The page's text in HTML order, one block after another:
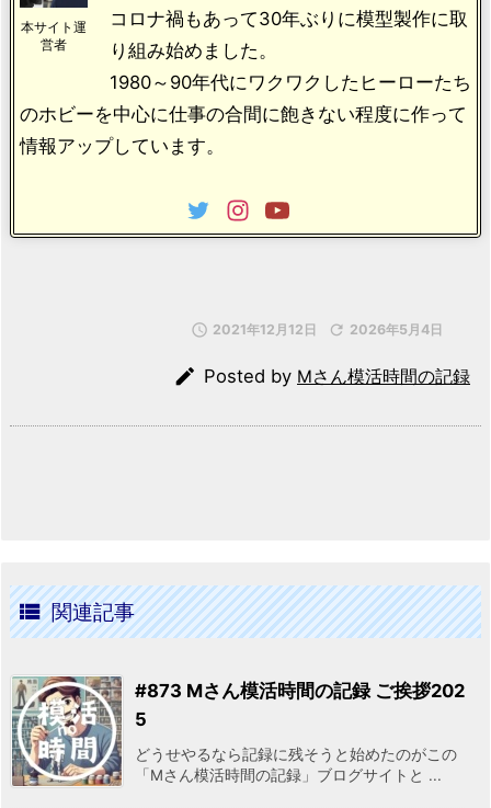
本サイト運
営者
コロナ禍もあって30年ぶりに模型製作に取
り組み始めました。
1980～90年代にワクワクしたヒーローたち
のホビーを中心に仕事の合間に飽きない程度に作って
情報アップしています。
 2021年12月12日  2026年5月4日
 Posted by Mさん模活時間の記録
 関連記事
#873 Mさん模活時間の記録 ご挨拶202
5
どうせやるなら記録に残そうと始めたのがこの
「Mさん模活時間の記録」ブログサイトと ...